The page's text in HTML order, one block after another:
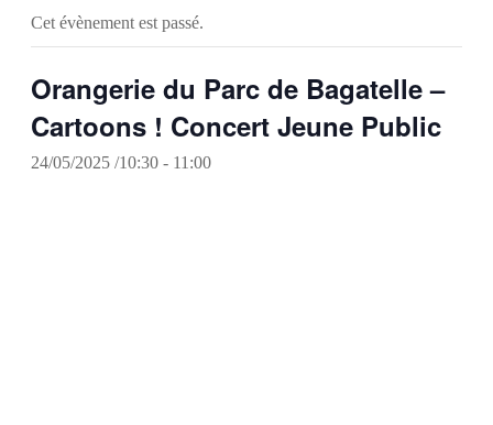
Cet évènement est passé.
Orangerie du Parc de Bagatelle –
Cartoons ! Concert Jeune Public
24/05/2025 /10:30 - 11:00